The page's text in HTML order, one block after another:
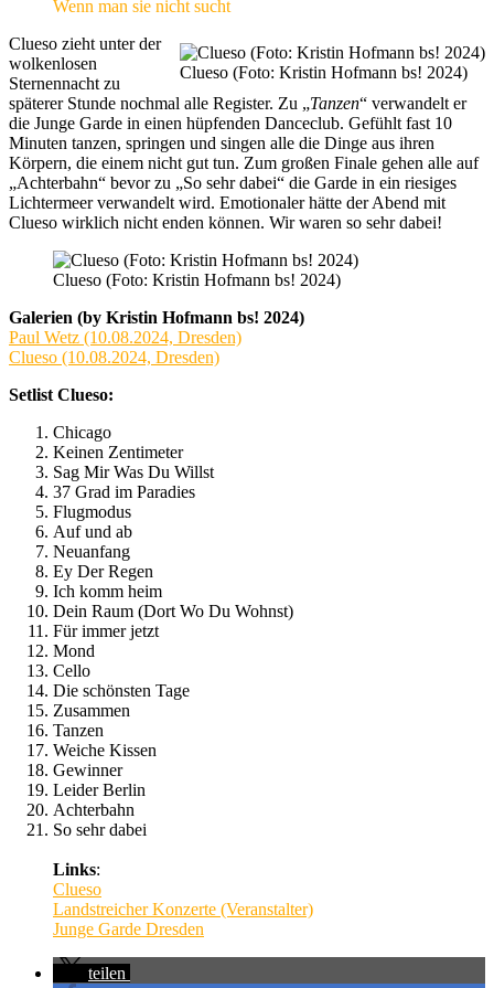
Wenn man sie nicht sucht
Clueso (Foto: Kristin Hofmann bs! 2024)
Clueso zieht unter der
wolkenlosen
Sternennacht zu
späterer Stunde nochmal alle Register. Zu „Tanzen“ verwandelt er
die Junge Garde in einen hüpfenden Danceclub. Gefühlt fast 10
Minuten tanzen, springen und singen alle die Dinge aus ihren
Körpern, die einem nicht gut tun. Zum großen Finale gehen alle auf
„Achterbahn“ bevor zu „So sehr dabei“ die Garde in ein riesiges
Lichtermeer verwandelt wird. Emotionaler hätte der Abend mit
Clueso wirklich nicht enden können. Wir waren so sehr dabei!
Clueso (Foto: Kristin Hofmann bs! 2024)
Galerien (by Kristin Hofmann bs! 2024)
Paul Wetz (10.08.2024, Dresden)
Clueso (10.08.2024, Dresden)
Setlist Clueso:
Chicago
Keinen Zentimeter
Sag Mir Was Du Willst
37 Grad im Paradies
Flugmodus
Auf und ab
Neuanfang
Ey Der Regen
Ich komm heim
Dein Raum (Dort Wo Du Wohnst)
Für immer jetzt
Mond
Cello
Die schönsten Tage
Zusammen
Tanzen
Weiche Kissen
Gewinner
Leider Berlin
Achterbahn
So sehr dabei
Links:
Clueso
Landstreicher Konzerte (Veranstalter)
Junge Garde Dresden
teilen